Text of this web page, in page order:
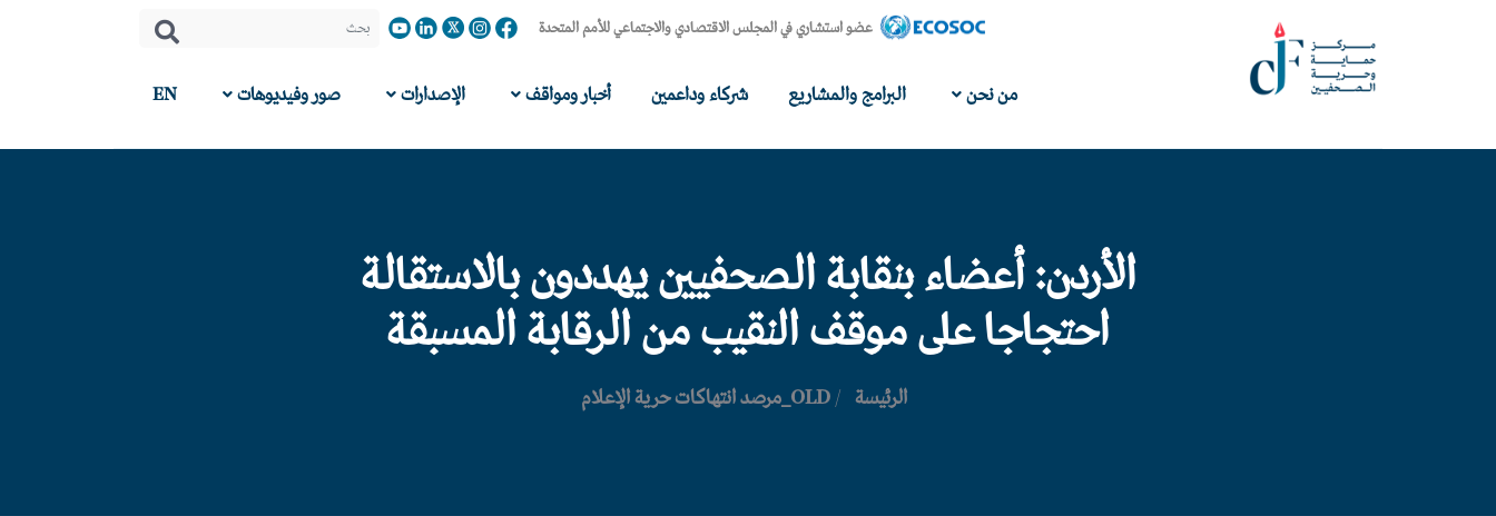
عضو استشاري في المجلس الاقتصادي والاجتماعي للأمم المتحدة
من نحن البرامج والمشاريع شركاء وداعمين أخبار ومواقف الإصدارات صور وفيديوهات EN
الأردن: أعضاء بنقابة الصحفيين يهددون بالاستقالة
احتجاجا على موقف النقيب من الرقابة المسبقة
الرئيسة /OLD_مرصد انتهاكات حرية الإعلام